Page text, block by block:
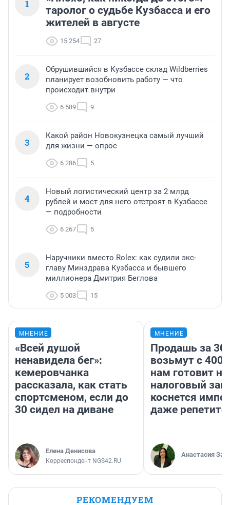
1
таролог о судьбе Кузбасса и его
жителей в августе
15 254 27
2
Обрушившийся в Кузбассе склад Wildberries
планирует возобновить работу — что
происходит внутри
6 589 9
3
Какой район Новокузнецка самый лучший
для жизни — опрос
6 286 5
4
Новый логистический центр за 2 млрд
рублей и мост для него отстроят в Кузбассе
— подробности
6 267 5
5
Наручники вместо Rolex: как судили экс-
главу Минздрава Кузбасса и бывшего
миллионера Дмитрия Беглова
5 003 15
МНЕНИЕ
«Всей душой
ненавидела бег»:
кемеровчанка
рассказала, как стать
спортсменом, если до
30 сидел на диване
Елена Денисова
Корреспондент NGS42.RU
МНЕНИЕ
Продашь за
возьмут с
нам готовит
налоговый
коснется
даже
Анастасия
РЕКОМЕНДУЕМ